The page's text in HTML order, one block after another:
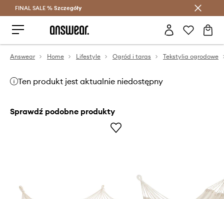
Oszczędzaj z Answear Club >
FINAL SALE % Szczegóły
Answear Home Lifestyle Ogród i taras Tekstylia ogrodowe
Ten produkt jest aktualnie niedostępny
Sprawdź podobne produkty